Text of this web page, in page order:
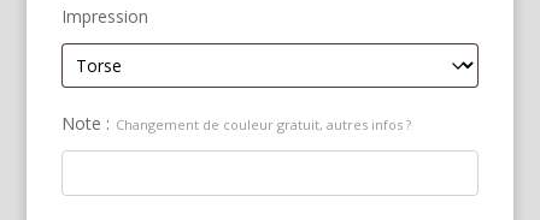
Impression
Note : Changement de couleur gratuit, autres infos ?